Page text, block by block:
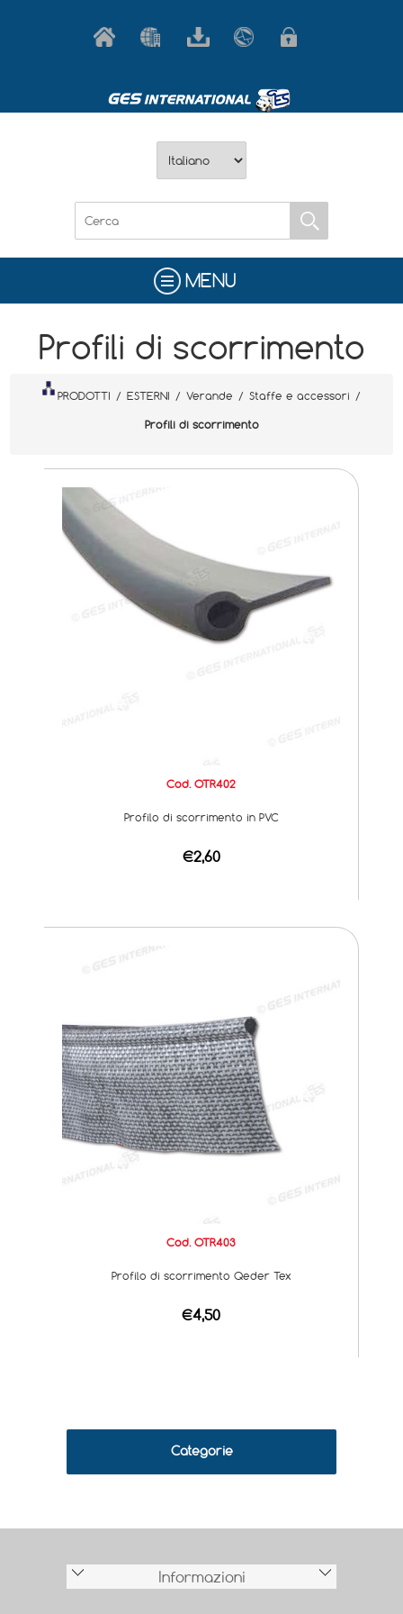
MENU
Profili di scorrimento
PRODOTTI / ESTERNI / Verande / Staffe e accessori /
Profili di scorrimento
Cod. OTR402
Profilo di scorrimento in PVC
€2,60
Cod. OTR403
Profilo di scorrimento Qeder Tex
€4,50
Categorie
Informazioni